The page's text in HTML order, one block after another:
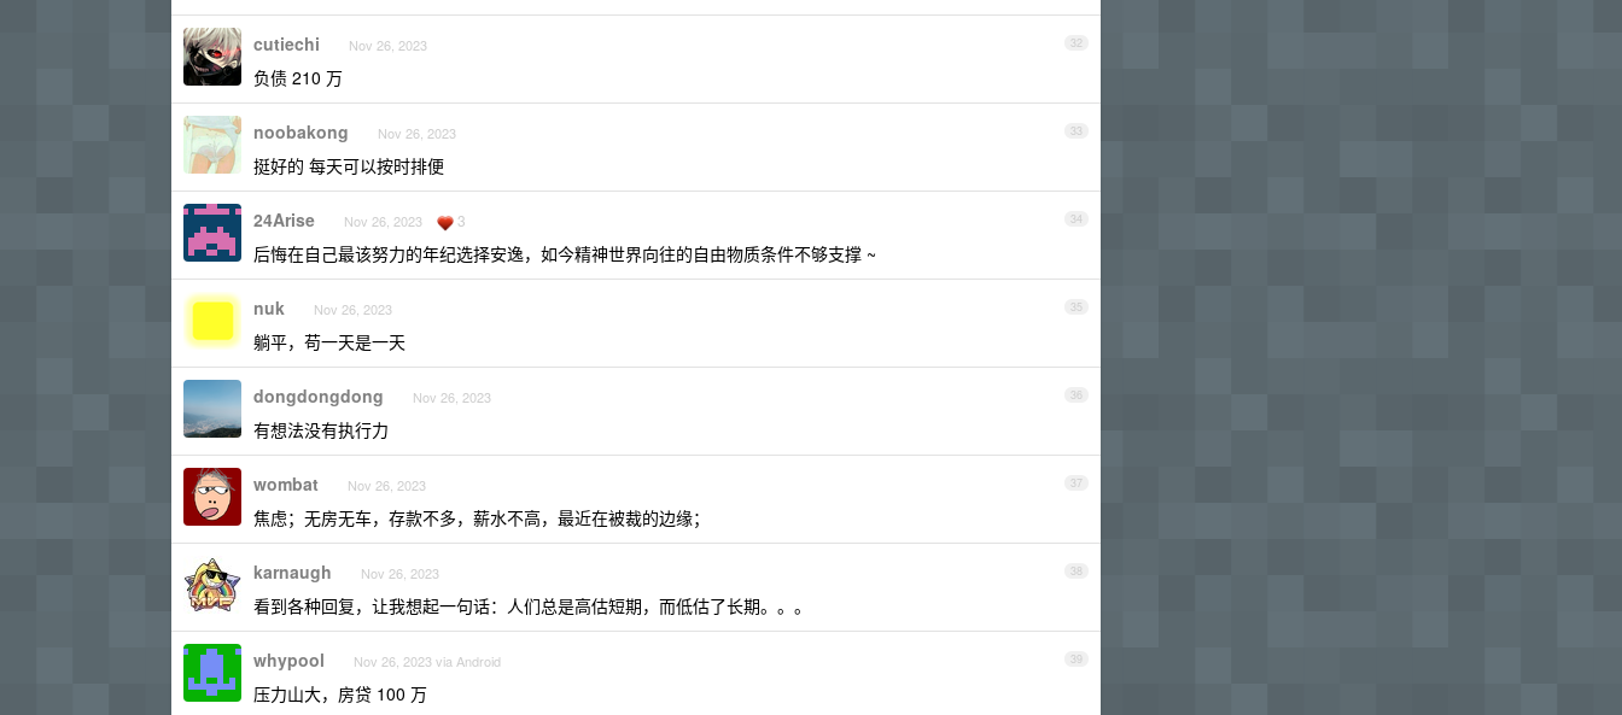
32
cutiechi Nov 26, 2023
负债 210 万
33
noobakong Nov 26, 2023
挺好的 每天可以按时排便
34
24Arise Nov 26, 2023 3
后悔在自己最该努力的年纪选择安逸，如今精神世界向往的自由物质条件不够支撑 ~
35
nuk Nov 26, 2023
躺平，苟一天是一天
36
dongdongdong Nov 26, 2023
有想法没有执行力
37
wombat Nov 26, 2023
焦虑；无房无车，存款不多，薪水不高，最近在被裁的边缘；
38
karnaugh Nov 26, 2023
看到各种回复，让我想起一句话：人们总是高估短期，而低估了长期。。。
39
whypool Nov 26, 2023 via Android
压力山大，房贷 100 万